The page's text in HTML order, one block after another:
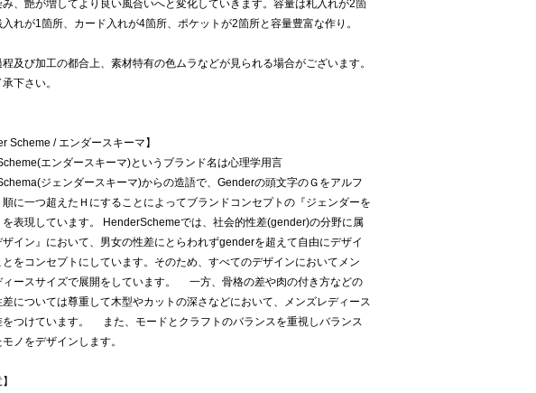
み、艶が増してより良い風合いへと変化していきます。容量は札入れが2箇
入れが1箇所、カード入れが4箇所、ポケットが2箇所と容量豊富な作り。
及び加工の都合上、素材特有の色ムラなどが見られる場合がございます。
下さい。
Scheme / エンダースキーマ】
エンダースキーマ)というブランド名は心理学用言
ジェンダースキーマ)からの造語で、Genderの頭文字のＧをアルフ
順に一つ超えたＨにすることによってブランドコンセプトの『ジェンダーを
を表現しています。 HenderSchemeでは、社会的性差(gender)の分野に属
イン』において、男女の性差にとらわれずgenderを超えて自由にデザイ
とをコンセプトにしています。そのため、すべてのデザインにおいてメン
ィースサイズで展開をしています。 一方、骨格の差や肉の付き方などの
については尊重して木型やカットの深さなどにおいて、メンズレディース
をつけています。 また、モードとクラフトのバランスを重視しバランス
ノをデザインします。